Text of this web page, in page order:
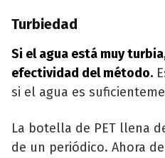
Turbiedad
Si el agua está muy
efectividad del método.
si el agua es
La botella de PET llena
de un periódico. Ahora